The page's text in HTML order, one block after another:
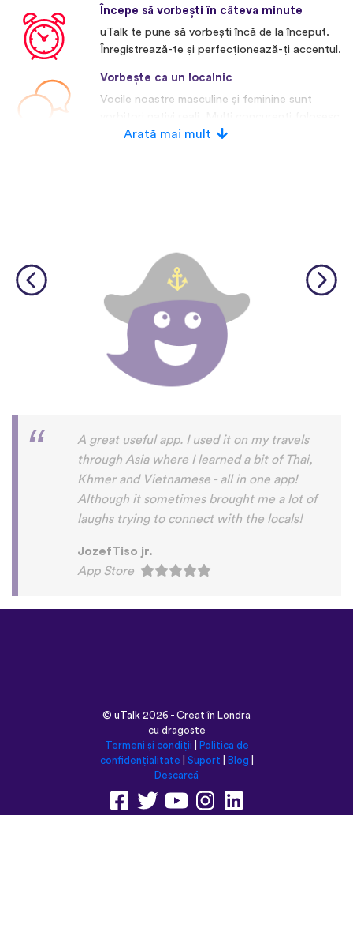
Începe să vorbești în câteva minute
uTalk te pune să vorbești încă de la început.
Înregistrează-te și perfecționează-ți accentul.
Vorbește ca un localnic
Vocile noastre masculine și feminine sunt
voci artificiale.
Arată mai mult
A great useful app. I used it on my travels
through Asia where I learned a bit of Thai,
Khmer and Vietnamese - all in one app!
Although it sometimes brought me a lot of
laughs trying to connect with the locals!
JozefTiso jr.
App Store
© uTalk 2026 - Creat în Londra
cu dragoste
Termeni și condiții
Politica de
confidențialitate
Suport Blog
Descarcă